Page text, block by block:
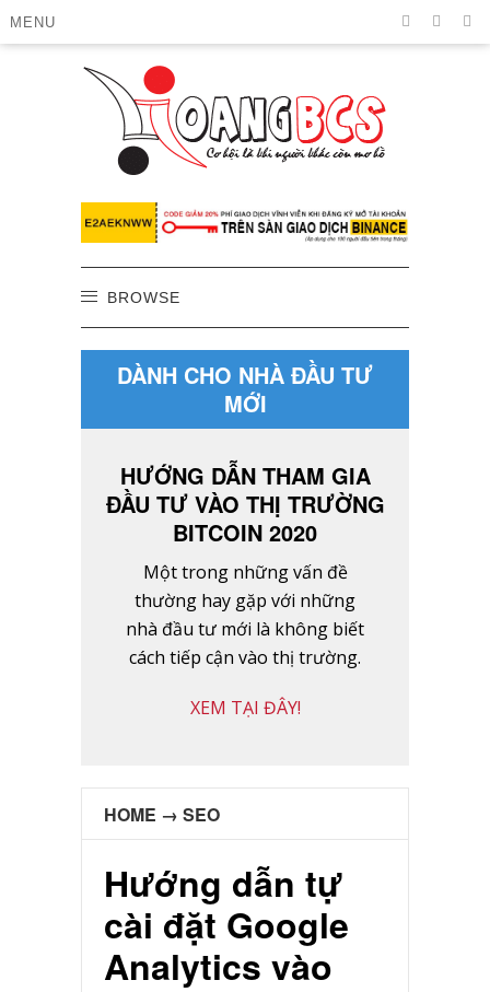
MENU
BROWSE
DÀNH CHO NHÀ ĐẦU TƯ
MỚI
HƯỚNG DẪN THAM GIA
ĐẦU TƯ VÀO THỊ TRƯỜNG
BITCOIN 2020
Một trong những vấn đề
thường hay gặp với những
nhà đầu tư mới là không biết
cách tiếp cận vào thị trường.
XEM TẠI ĐÂY!
HOME → SEO
Hướng dẫn tự
cài đặt Google
Analytics vào